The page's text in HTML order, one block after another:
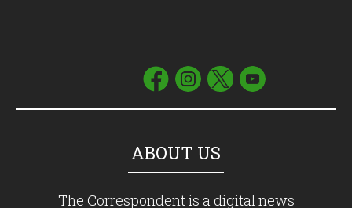
ABOUT US
The Correspondent is a digital news